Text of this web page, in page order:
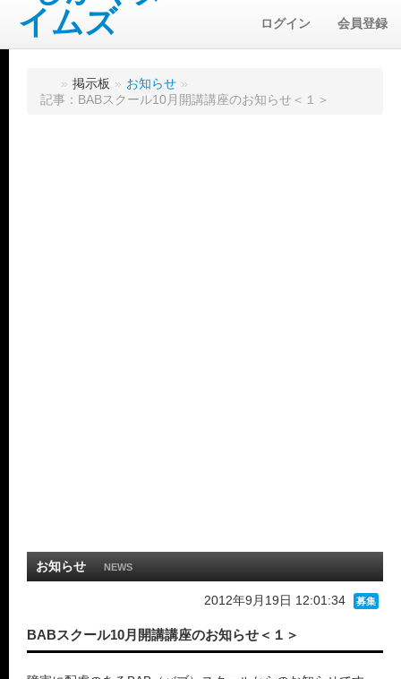
ログイン 会員登録
» 掲示板 » お知らせ »
記事：BABスクール10月開講講座のお知らせ＜１＞
お知らせ NEWS
2012年9月19日 12:01:34 募集
BABスクール10月開講講座のお知らせ＜１＞